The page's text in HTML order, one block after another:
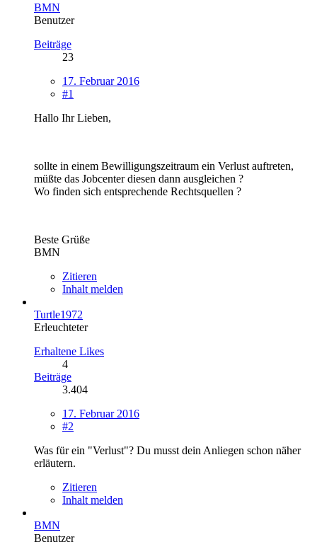
BMN
Benutzer
Beiträge
23
17. Februar 2016
#1
Hallo Ihr Lieben,
sollte in einem Bewilligungszeitraum ein Verlust auftreten,
müßte das Jobcenter diesen dann ausgleichen ?
Wo finden sich entsprechende Rechtsquellen ?
Beste Grüße
BMN
Zitieren
Inhalt melden
Turtle1972
Erleuchteter
Erhaltene Likes
4
Beiträge
3.404
17. Februar 2016
#2
Was für ein "Verlust"? Du musst dein Anliegen schon näher
erläutern.
Zitieren
Inhalt melden
BMN
Benutzer